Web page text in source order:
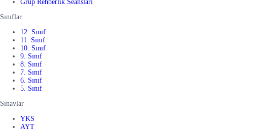
Grup Rehberlik Seansları
Sınıflar
12. Sınıf
11. Sınıf
10. Sınıf
9. Sınıf
8. Sınıf
7. Sınıf
6. Sınıf
5. Sınıf
Sınavlar
YKS
AYT